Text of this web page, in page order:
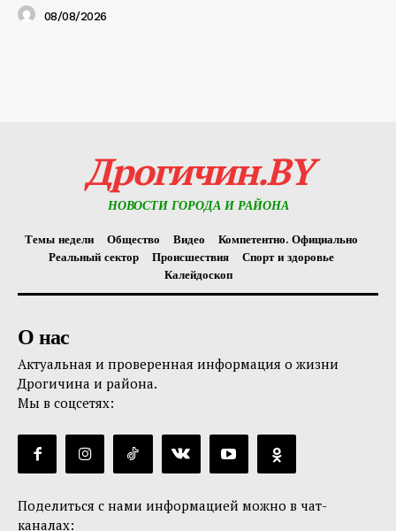
08/08/2026
Дрогичин.BY
НОВОСТИ ГОРОДА И РАЙОНА
Темы недели Общество Видео
Компетентно. Официально
Реальный сектор
Происшествия
Спорт и здоровье
Калейдоскоп
О нас
Актуальная и проверенная информация о жизни
Дрогичина и района.
Мы в соцсетях:
Поделиться с нами информацией можно в чат-
каналах: